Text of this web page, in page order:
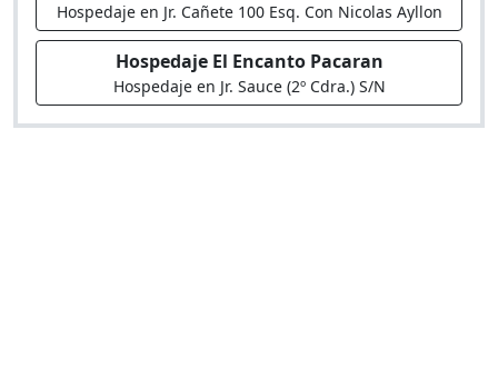
Hospedaje en Jr. Cañete 100 Esq. Con Nicolas Ayllon
Hospedaje El Encanto Pacaran
Hospedaje en Jr. Sauce (2º Cdra.) S/N